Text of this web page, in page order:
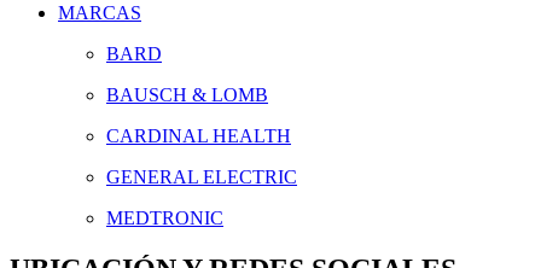
MARCAS
BARD
BAUSCH & LOMB
CARDINAL HEALTH
GENERAL ELECTRIC
MEDTRONIC